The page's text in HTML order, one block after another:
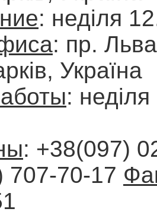
: неділя
: пр.
Україна
:
: +38(097)
707-70-17